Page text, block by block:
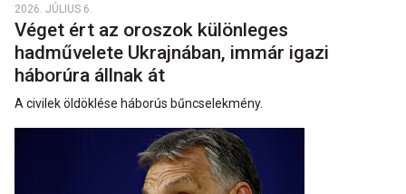
2026. JÚLIUS 6.
Véget ért az oroszok különleges
hadművelete Ukrajnában, immár igazi
háborúra állnak át
A civilek öldöklése háborús bűncselekmény.